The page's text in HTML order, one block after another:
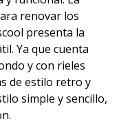
renovar los
presenta la
Ya que cuenta
y con rieles
de estilo retro y
simple y sencillo,